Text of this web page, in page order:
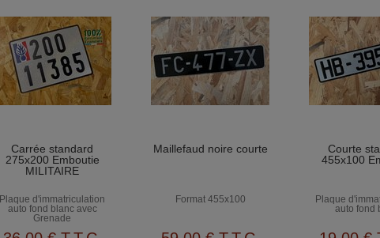
Carrée standard
275x200 Emboutie
MILITAIRE
Plaque d'immatriculation
auto fond blanc avec
Grenade
Maillefaud noire courte
Format 455x100
Courte
455x100
Plaque
auto fond